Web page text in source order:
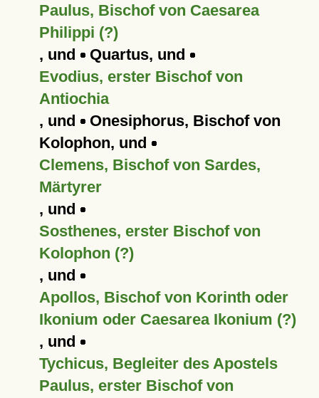
Paulus, Bischof von Caesarea
Philippi (?)
, und Quartus, und
Evodius, erster Bischof von
Antiochia
, und Onesiphorus, Bischof von
Kolophon, und
Clemens, Bischof von Sardes,
Märtyrer
, und
Sosthenes, erster Bischof von
Kolophon (?)
, und
Apollos, Bischof von Korinth oder
Ikonium oder Caesarea Ikonium (?)
, und
Tychicus, Begleiter des Apostels
Paulus, erster Bischof von